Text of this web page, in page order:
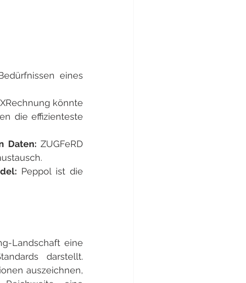
eines
XRechnung könnte
die effizienteste
Daten: ZUGFeRD
Peppol ist die
Landschaft eine
darstellt.
auszeichnen,